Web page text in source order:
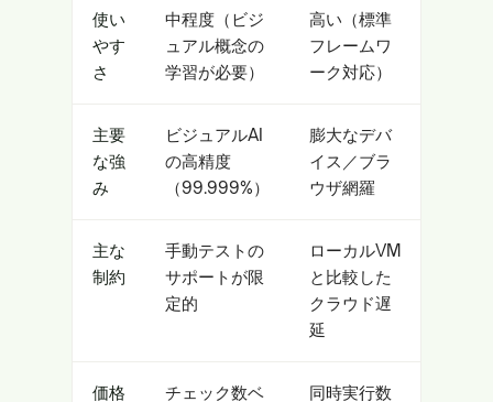
使い
やす
さ
中程度（ビジ
ュアル概念の
学習が必要）
高い（標準
フレームワ
ーク対応）
主要
な強
み
ビジュアルAI
の高精度
（99.999%）
膨大なデバ
イス／ブラ
ウザ網羅
主な
制約
手動テストの
サポートが限
定的
ローカルVM
と比較した
クラウド遅
延
価格
チェック数ベ
同時実行数